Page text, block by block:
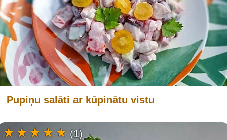
Pupiņu salāti ar kūpinātu vistu
(1)